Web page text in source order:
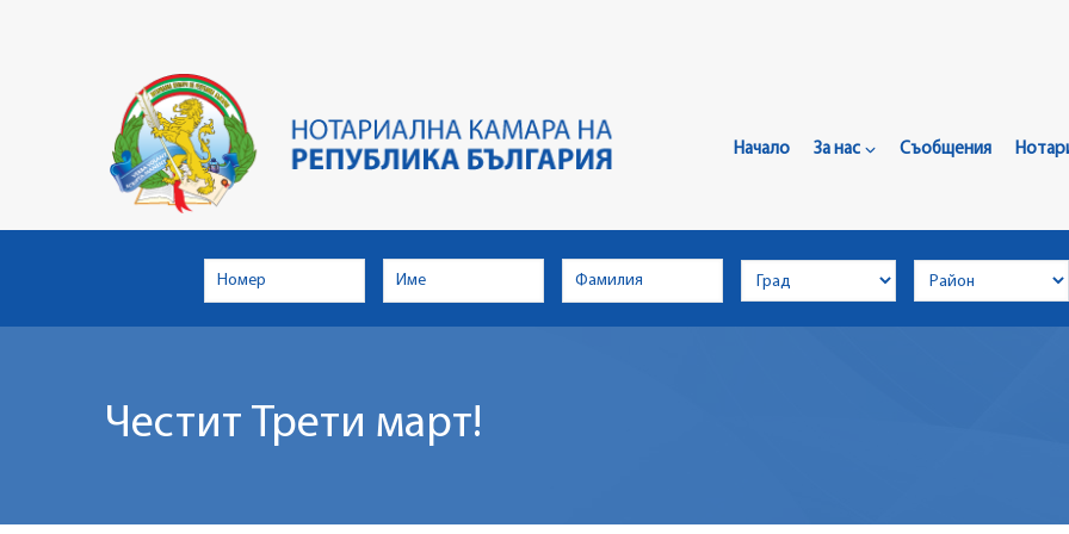
Меню
Начало За нас Съобщения
Честит Трети март!